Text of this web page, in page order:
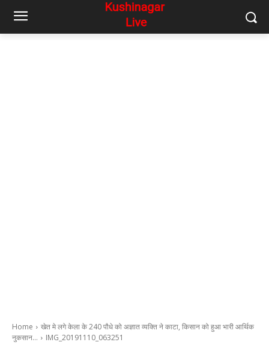
Home
खेत मे लगे केला के 240 पौधे को अज्ञात व्यक्ति ने काटा, किसान को हुआ भारी आर्थिक
नुकसान…
IMG_20191110_063251